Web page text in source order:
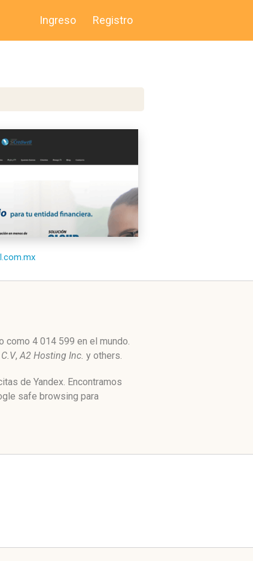
Ingreso Registro
como 4 014 599 en el mundo.
,A2 Hosting Inc. y others.
de Yandex. Encontramos
safe browsing para